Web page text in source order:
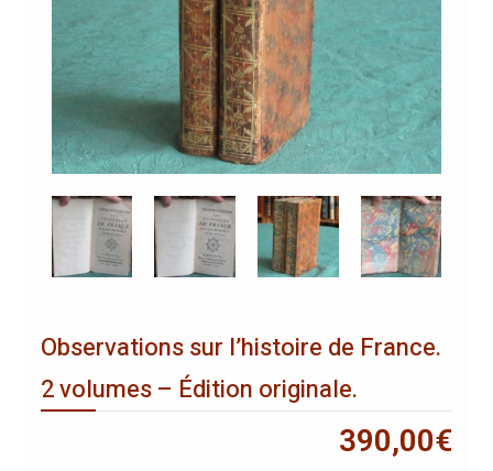
Observations sur l’histoire de France.
2 volumes – Édition originale.
390,00€